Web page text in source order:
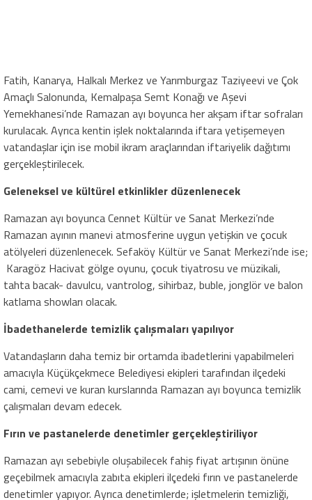
Fatih, Kanarya, Halkalı Merkez ve Yarımburgaz Taziyeevi ve Çok
Amaçlı Salonunda, Kemalpaşa Semt Konağı ve Aşevi
Yemekhanesi’nde Ramazan ayı boyunca her akşam iftar sofraları
kurulacak. Ayrıca kentin işlek noktalarında iftara yetişemeyen
vatandaşlar için ise mobil ikram araçlarından iftariyelik dağıtımı
gerçekleştirilecek.
Geleneksel ve kültürel etkinlikler düzenlenecek
Ramazan ayı boyunca Cennet Kültür ve Sanat Merkezi’nde
Ramazan ayının manevi atmosferine uygun yetişkin ve çocuk
atölyeleri düzenlenecek. Sefaköy Kültür ve Sanat Merkezi’nde ise;
Karagöz Hacivat gölge oyunu, çocuk tiyatrosu ve müzikali,
tahta bacak- davulcu, vantrolog, sihirbaz, buble, jonglör ve balon
katlama showları olacak.
İbadethanelerde temizlik çalışmaları yapılıyor
Vatandaşların daha temiz bir ortamda ibadetlerini yapabilmeleri
amacıyla Küçükçekmece Belediyesi ekipleri tarafından ilçedeki
cami, cemevi ve kuran kurslarında Ramazan ayı boyunca temizlik
çalışmaları devam edecek.
Fırın ve pastanelerde denetimler gerçekleştiriliyor
Ramazan ayı sebebiyle oluşabilecek fahiş fiyat artışının önüne
geçebilmek amacıyla zabıta ekipleri ilçedeki fırın ve pastanelerde
denetimler yapıyor. Ayrıca denetimlerde; işletmelerin temizliği,